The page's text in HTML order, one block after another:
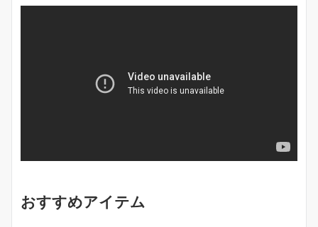
おすすめアイテム